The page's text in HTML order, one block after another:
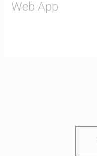
Web App